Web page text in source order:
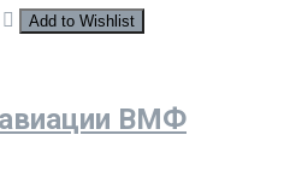
Add to Wishlist
авиации ВМФ